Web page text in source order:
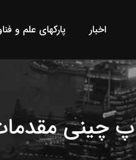
اخبار پارکهای علم و
چینی